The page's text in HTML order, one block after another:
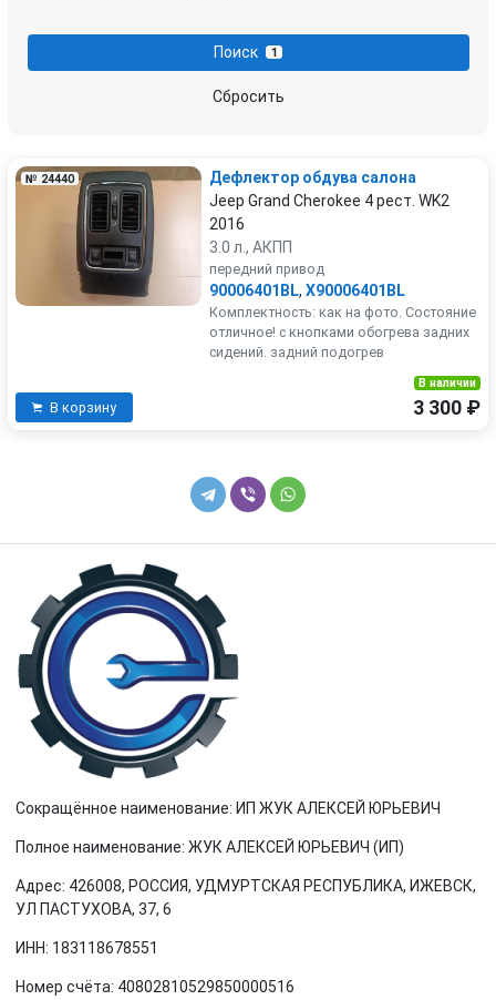
Поиск 1
Сбросить
№ 24440
Дефлектор обдува салона
Jeep Grand Cherokee 4 рест. WK2
2016
3.0 л., АКПП
передний привод
90006401BL, X90006401BL
Комплектность: как на фото. Состояние
отличное! с кнопками обогрева задних
сидений. задний подогрев
В корзину
В наличии
3 300 ₽
Сокращённое наименование: ИП ЖУК АЛЕКСЕЙ ЮРЬЕВИЧ
Полное наименование: ЖУК АЛЕКСЕЙ ЮРЬЕВИЧ (ИП)
Адрес: 426008, РОССИЯ, УДМУРТСКАЯ РЕСПУБЛИКА, ИЖЕВСК,
УЛ ПАСТУХОВА, 37, 6
ИНН: 183118678551
Номер счёта: 40802810529850000516